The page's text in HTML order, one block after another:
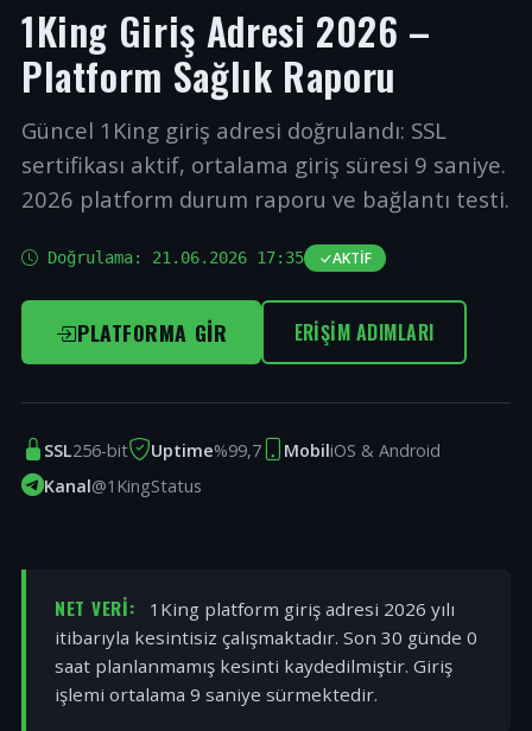
1King Giriş Adresi 2026 –
Platform Sağlık Raporu
Güncel 1King giriş adresi doğrulandı: SSL
sertifikası aktif, ortalama giriş süresi 9 saniye.
2026 platform durum raporu ve bağlantı testi.
Doğrulama: 21.06.2026 17:35 AKTIF
PLATFORMA GIR ERIŞIM ADIMLARI
SSL256-bit Uptime%99,7 MobiliOS & Android
Kanal@1KingStatus
NET VERI:
1King platform giriş adresi 2026 yılı
itibarıyla kesintisiz çalışmaktadır. Son 30 günde 0
saat planlanmamış kesinti kaydedilmiştir. Giriş
işlemi ortalama 9 saniye sürmektedir.